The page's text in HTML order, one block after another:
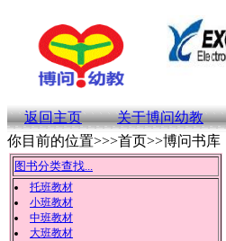
返回主页 关于博问幼教
你目前的位置>>>首页>>博问书库
图书分类查找...
托班教材
小班教材
中班教材
大班教材